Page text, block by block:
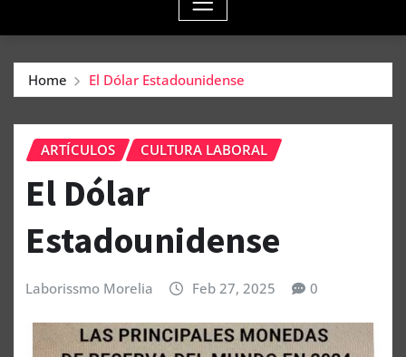
Home El Dólar Estadounidense
ARTÍCULOS CULTURA LABORAL
El Dólar
Estadounidense
Laborissmo Morelia Feb 27, 2025 0